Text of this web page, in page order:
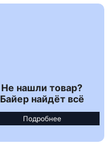
Не нашли товар?
Байер найдёт всё
Подробнее